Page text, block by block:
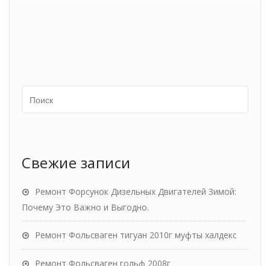
Свежие записи
Ремонт Форсунок Дизельных Двигателей Зимой:
Почему Это Важно и Выгодно.
Ремонт Фольсваген тигуан 2010г муфты халдекс
Ремонт Фольсваген гольф 2008г